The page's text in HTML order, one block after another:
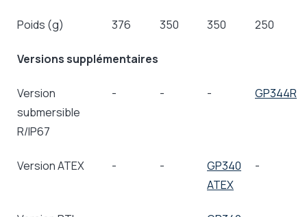
Poids (g) 376 350 350 250
Versions supplémentaires
Version
submersible
R/IP67
- - - GP344R
Version ATEX - -
GP340
ATEX
-